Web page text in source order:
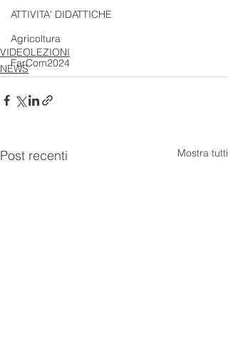
ATTIVITA' DIDATTICHE
Agricoltura
FarCom2024
VIDEOLEZIONI
NEWS
Post recenti Mostra tutti